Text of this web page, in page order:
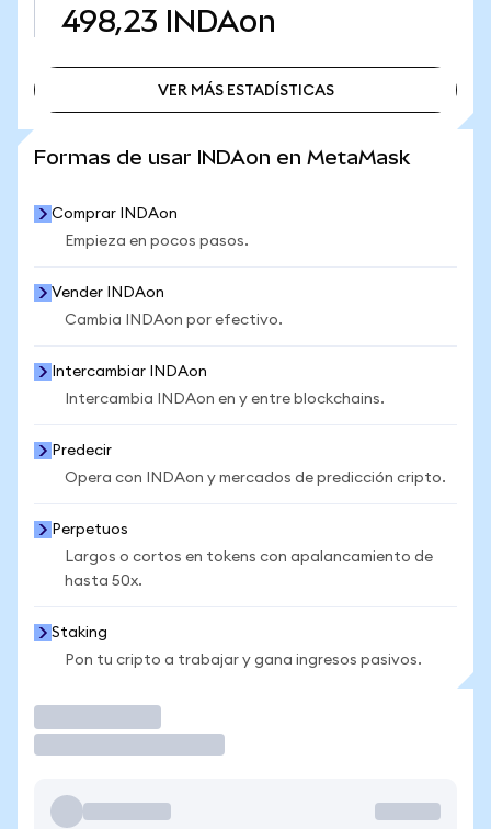
498,23 INDAon
VER MÁS ESTADÍSTICAS
Formas de usar INDAon en MetaMask
Comprar INDAon
Empieza en pocos pasos.
Vender INDAon
Cambia INDAon por efectivo.
Intercambiar INDAon
Intercambia INDAon en y entre blockchains.
Predecir
Opera con INDAon y mercados de predicción cripto.
Perpetuos
Largos o cortos en tokens con apalancamiento de
hasta 50x.
Staking
Pon tu cripto a trabajar y gana ingresos pasivos.